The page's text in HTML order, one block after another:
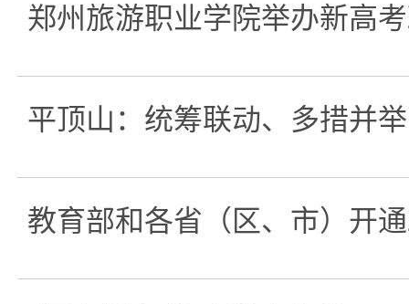
郑州旅游职业学院举办新高
平顶山：统筹联动、多措并
教育部和各省（区、市）开